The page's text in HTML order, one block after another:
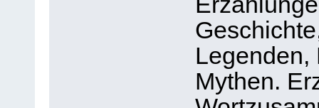
Legenden,
Mythen.